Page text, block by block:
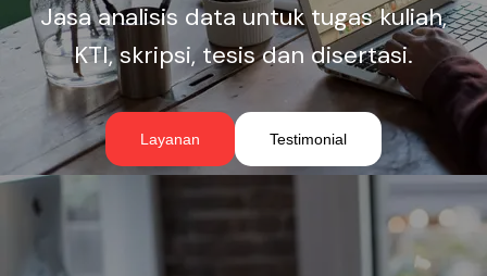
Jasa analisis data untuk tugas kuliah,
KTI, skripsi, tesis dan disertasi.
Layanan Testimonial